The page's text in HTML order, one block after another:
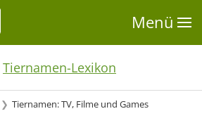
Menü
Tiernamen-Lexikon
Tiernamen: TV, Filme und Games